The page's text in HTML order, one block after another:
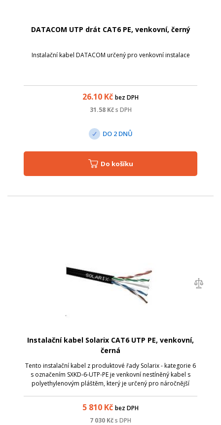
DATACOM UTP drát CAT6 PE, venkovní, černý
Instalační kabel DATACOM určený pro venkovní instalace
26.10 Kč bez DPH
31.58Kč s DPH
DO 2 DNŮ
Do košíku
Instalační kabel Solarix CAT6 UTP PE, venkovní,
černá
Tento instalační kabel z produktové řady Solarix - kategorie 6
s označením SXKD-6-UTP-PE je venkovní nestíněný kabel s
polyethylenovým pláštěm, který je určený pro náročnější
5 810 Kč bez DPH
7 030 Kčs DPH